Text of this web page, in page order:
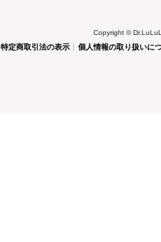
Copyright ©
特定商取引法の表示 個人情報の取り扱いに